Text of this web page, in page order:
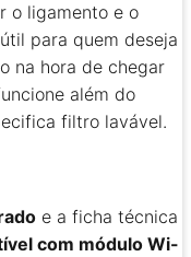
o ligamento e o
para quem deseja
na hora de chegar
além do
filtro lavável.
e a ficha técnica
com módulo Wi-